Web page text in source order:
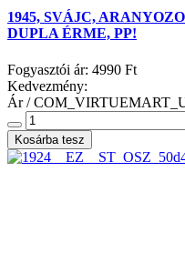
1945, SVÁJC,
DUPLA ÉRME, PP!
Fogyasztói ár: 4990 Ft
Kedvezmény:
Ár /